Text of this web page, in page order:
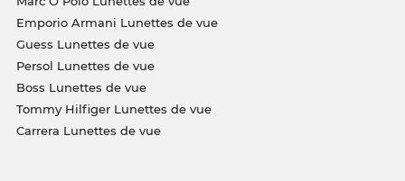
Emporio Armani Lunettes de vue
Guess Lunettes de vue
Persol Lunettes de vue
Boss Lunettes de vue
Tommy Hilfiger Lunettes de vue
Carrera Lunettes de vue